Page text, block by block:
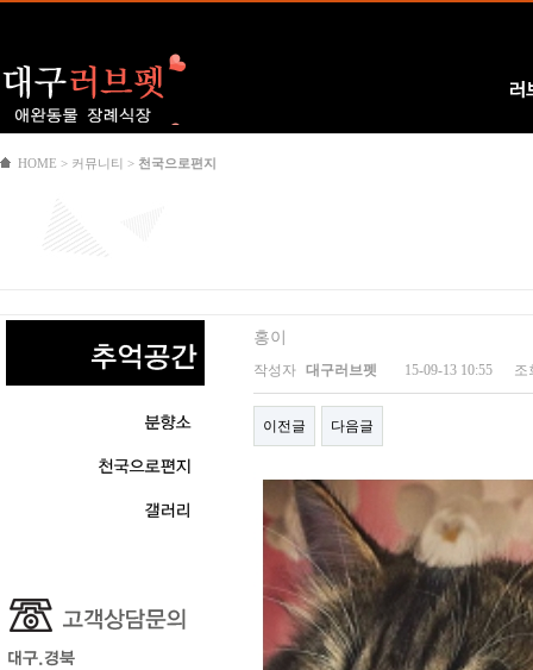
Logo
러
HOME > 커뮤니티 > 천국으로편지
홍이
작성자 대구러브펫 15-09-13 10:55 조
이전글 다음글